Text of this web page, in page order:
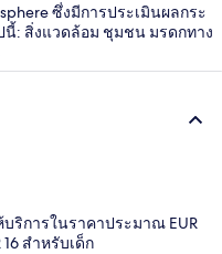
ซึ่งมีการประเมินผลกระ
: สิ่งแวดล้อม ชุมชน มรดกทาง
บริการในราคาประมาณ EUR
สำหรับเด็ก